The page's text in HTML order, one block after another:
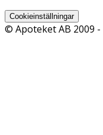
Cookieinställningar
© Apoteket AB 2009 -